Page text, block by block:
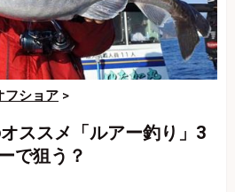
フショア >
オススメ「ルアー釣り」3
で狙う？